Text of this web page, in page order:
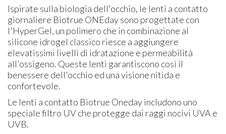
Ispirate sulla biologia dell'occhio, le lenti a contatto
giornaliere Biotrue ONEday sono progettate con
l'HyperGel, un polimero che in combinazione al
silicone idrogel classico riesce a aggiungere
elevatissimi livelli di idratazione e permeabilità
all'ossigeno. Queste lenti garantiscono così il
benessere dell'occhio ed una visione nitida e
confortevole.
Le lenti a contatto Biotrue Oneday includono uno
speciale filtro UV che protegge dai raggi nocivi UVA e
UVB.